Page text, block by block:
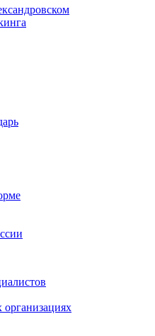
организациях